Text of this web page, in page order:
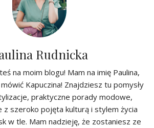
Rudnicka
na moim blogu! Mam na imię Paulina,
Kapuczina! Znajdziesz tu pomysły
praktyczne porady modowe,
z szeroko pojęta kulturą i stylem życia
w tle. Mam nadzieję, że zostaniesz ze